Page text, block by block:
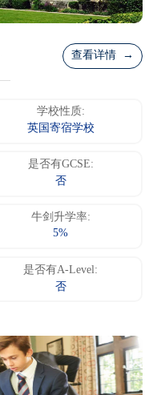
查看详情 →
学校性质:
英国寄宿学校
是否有GCSE:
否
牛剑升学率:
5%
是否有A-Level:
否